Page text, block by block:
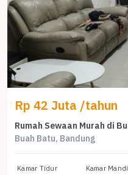
Rp 42 Juta /tahun
Buah Batu, Bandung
Kamar Tidur Kamar Mandi